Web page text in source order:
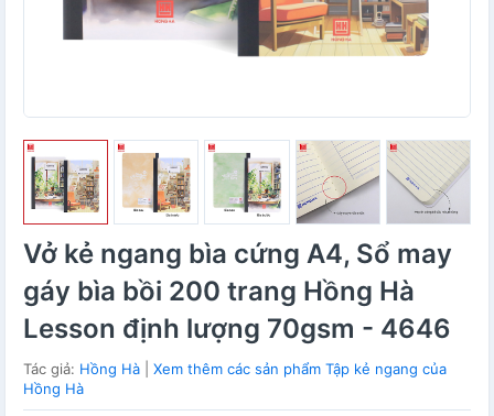
Vở kẻ ngang bìa cứng A4, Sổ may
gáy bìa bồi 200 trang Hồng Hà
Lesson định lượng 70gsm - 4646
Tác giả: Hồng Hà
Xem thêm các sản phẩm Tập kẻ ngang của
Hồng Hà